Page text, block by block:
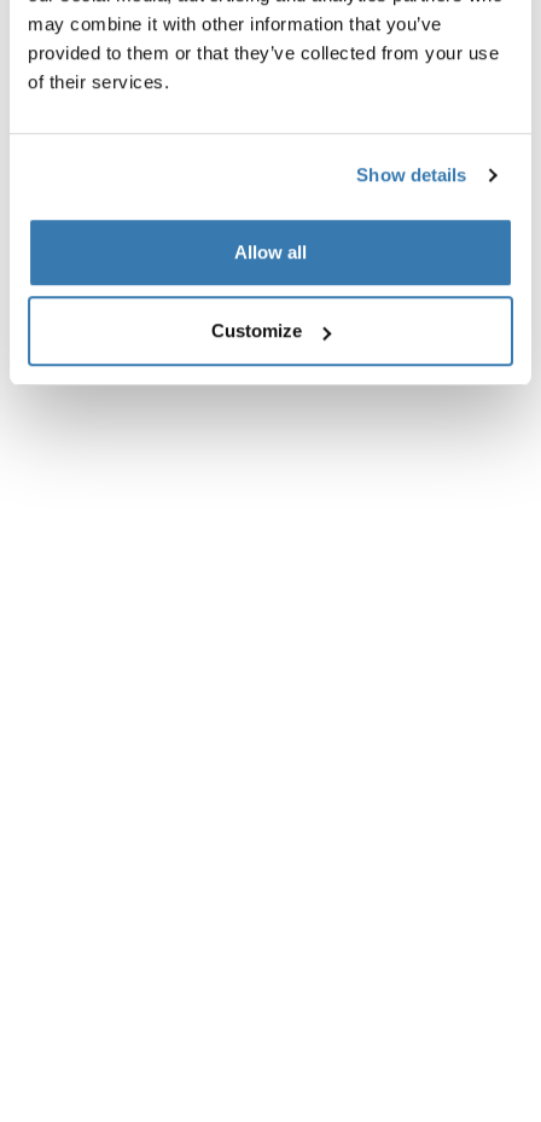
may combine it with other information that you’ve
provided to them or that they’ve collected from your use
of their services.
Show details
Allow all
Customize
Toggle overview
Descripción del producto
Toggle techspec
Especificaciones técnicas
Toggle guides and instructions
Instrucciones